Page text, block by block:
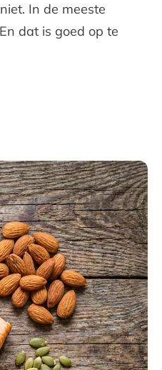
In de meeste
dat is goed op te